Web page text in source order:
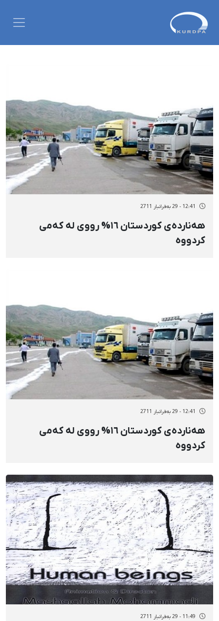
12:41 - 29 بەفرانبار 2711
هەناردەی كوردستان ١٦% رووی لە كەمی
كردووە
12:41 - 29 بەفرانبار 2711
هەناردەی كوردستان ١٦% رووی لە كەمی
كردووە
11:49 - 29 بەفرانبار 2711